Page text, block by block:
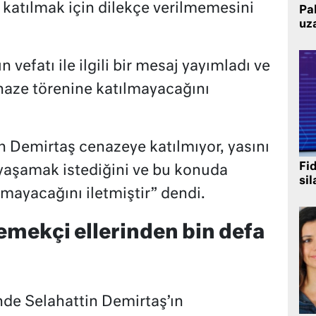
için dilekçe verilmemesini
vefatı ile ilgili bir mesaj yayımladı ve
törenine katılmayacağını
cenazeye katılmıyor, yasını
istediğini ve bu konuda
iletmiştir” dendi.
ellerinden bin defa
Selahattin Demirtaş’ın